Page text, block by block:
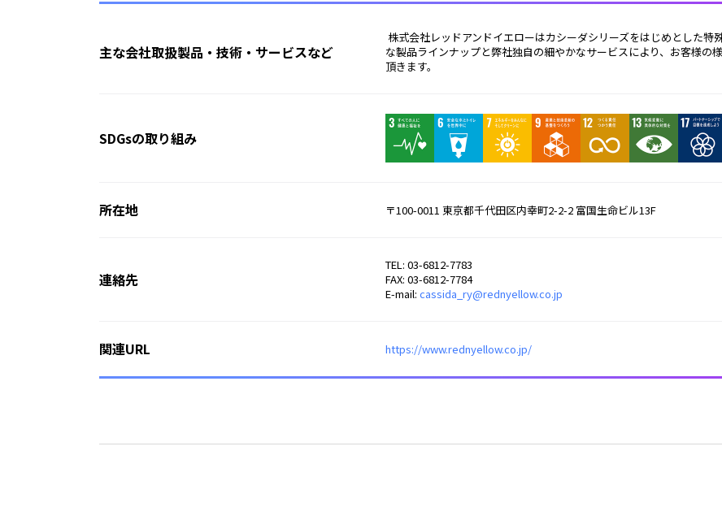
主な会社取扱製品・技術・サービスなど
な製品ラインナップと弊社独自の細やかなサービスにより、お客様の
頂きます。
SDGsの取り組み
所在地 〒100-0011 東京都千代田区内幸町2-2-2 富国生命ビル13F
連絡先
TEL: 03-6812-7783
FAX: 03-6812-7784
E-mail: cassida_ry@rednyellow.co.jp
関連URL https://www.rednyellow.co.jp/